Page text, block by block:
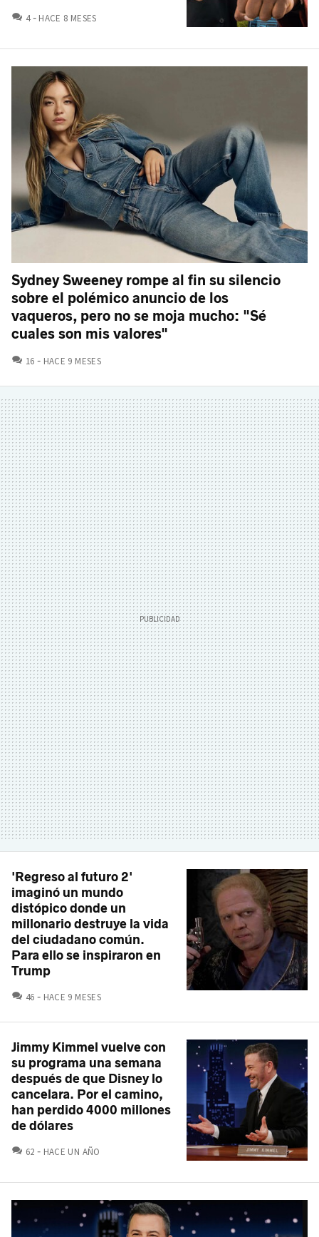
4 COMENTARIOS
HACE 8 MESES
Sydney Sweeney rompe al fin su silencio
sobre el polémico anuncio de los
vaqueros, pero no se moja mucho: "Sé
cuales son mis valores"
16 COMENTARIOS
HACE 9 MESES
'Regreso al futuro 2'
imaginó un mundo
distópico donde un
millonario destruye la vida
del ciudadano común.
Para ello se inspiraron en
Trump
46 COMENTARIOS
HACE 9 MESES
Jimmy Kimmel vuelve con
su programa una semana
después de que Disney lo
cancelara. Por el camino,
han perdido 4000 millones
de dólares
62 COMENTARIOS
HACE UN AÑO